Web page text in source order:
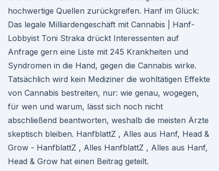
hochwertige Quellen zurückgreifen. Hanf im Glück:
Das legale Milliardengeschäft mit Cannabis | Hanf-
Lobbyist Toni Straka drückt Interessenten auf
Anfrage gern eine Liste mit 245 Krankheiten und
Syndromen in die Hand, gegen die Cannabis wirke.
Tatsächlich wird kein Mediziner die wohltätigen Effekte
von Cannabis bestreiten, nur: wie genau, wogegen,
für wen und warum, lässt sich noch nicht
abschließend beantworten, weshalb die meisten Ärzte
skeptisch bleiben. HanfblattZ , Alles aus Hanf, Head &
Grow - HanfblattZ , Alles HanfblattZ , Alles aus Hanf,
Head & Grow hat einen Beitrag geteilt.